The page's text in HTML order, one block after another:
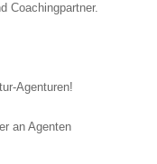
Coachingpartner.
Agenturen!
an Agenten